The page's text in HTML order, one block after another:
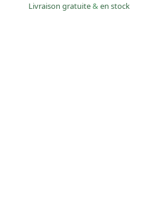
Livraison gratuite& en stock